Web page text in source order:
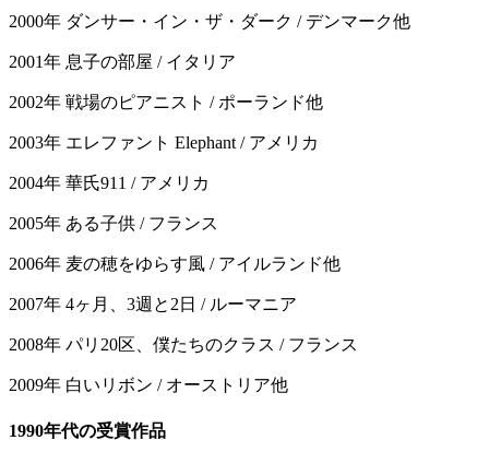
2000年 ダンサー・イン・ザ・ダーク / デンマーク他
2001年 息子の部屋 / イタリア
2002年 戦場のピアニスト / ポーランド他
2003年 エレファント Elephant / アメリカ
2004年 華氏911 / アメリカ
2005年 ある子供 / フランス
2006年 麦の穂をゆらす風 / アイルランド他
2007年 4ヶ月、3週と2日 / ルーマニア
2008年 パリ20区、僕たちのクラス / フランス
2009年 白いリボン / オーストリア他
1990年代の受賞作品